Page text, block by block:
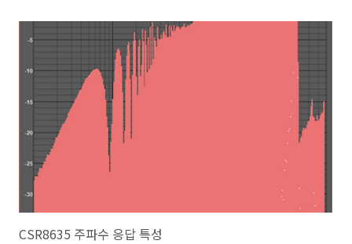
너무 없어 어렵다...ㅠㅠ src/temp-develop.ts 파일을 실행하면 동작
한다. 하지만 노이즈가 많이 끼고 소리가 매우 작게 들린다. 회로 문제일
지도 모르겠지만 코드 문제에 더 가능성을 두고 있다. (회로가 문제 있을
가능성이 낮아..
CSR8635 주파수 응답 특성